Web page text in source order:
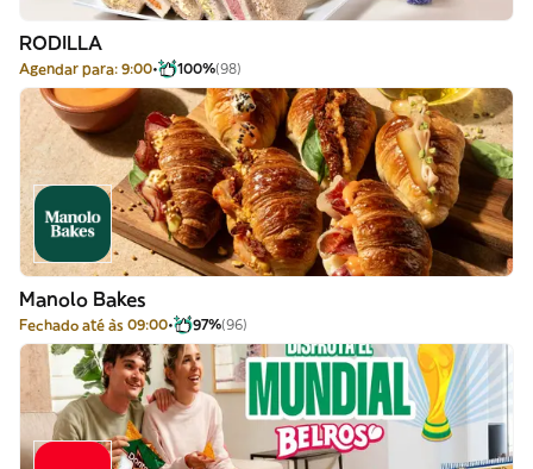
RODILLA
Agendar para: 9:00 100%(98)
Manolo Bakes
Fechado até às 09:00 97%(96)